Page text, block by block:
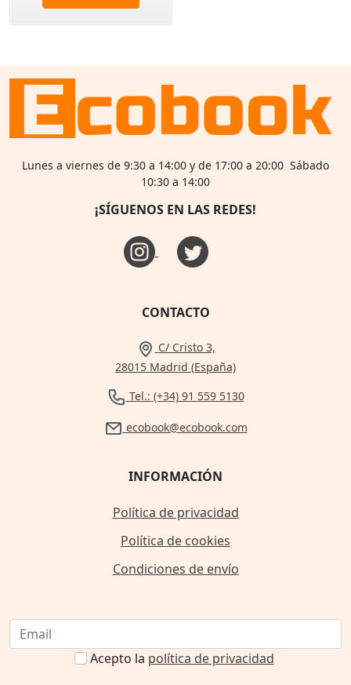
Lunes a viernes de 9:30 a 14:00 y de 17:00 a 20:00 Sábado
10:30 a 14:00
¡SÍGUENOS EN LAS REDES!
CONTACTO
C/ Cristo 3,
28015 Madrid (España)
Tel.: (+34) 91 559 5130
ecobook@ecobook.com
INFORMACIÓN
Política de privacidad
Política de cookies
Condiciones de envío
Acepto la política de privacidad